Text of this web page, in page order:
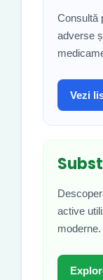
Consultă
adverse
Vezi
active
moderne.